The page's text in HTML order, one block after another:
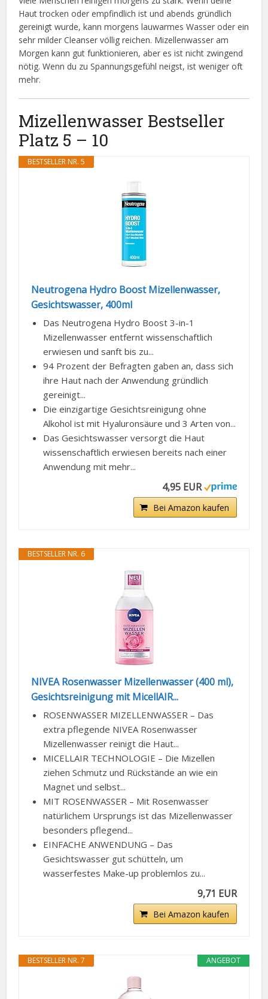
Haut trocken oder empfindlich ist und abends gründlich
gereinigt wurde, kann morgens lauwarmes Wasser oder ein
sehr milder Cleanser völlig reichen. Mizellenwasser am
Morgen kann gut funktionieren, aber es ist nicht zwingend
nötig. Wenn du zu Spannungsgefühl neigst, ist weniger oft
mehr.
Mizellenwasser Bestseller
Platz 5 – 10
BESTSELLER NR. 5
Neutrogena Hydro Boost Mizellenwasser,
Gesichtswasser, 400ml
Das Neutrogena Hydro Boost 3-in-1
Mizellenwasser entfernt wissenschaftlich
erwiesen und sanft bis zu...
94 Prozent der Befragten gaben an, dass sich
ihre Haut nach der Anwendung gründlich
gereinigt...
Die einzigartige Gesichtsreinigung ohne
Alkohol ist mit Hyaluronsäure und 3 Arten von...
Das Gesichtswasser versorgt die Haut
wissenschaftlich erwiesen bereits nach einer
Anwendung mit mehr...
4,95 EUR
Bei Amazon kaufen
BESTSELLER NR. 6
NIVEA Rosenwasser Mizellenwasser (400 ml),
Gesichtsreinigung mit MicellAIR...
ROSENWASSER MIZELLENWASSER – Das
extra pflegende NIVEA Rosenwasser
Mizellenwasser reinigt die Haut...
MICELLAIR TECHNOLOGIE – Die Mizellen
ziehen Schmutz und Rückstände an wie ein
Magnet und selbst...
MIT ROSENWASSER – Mit Rosenwasser
natürlichem Ursprungs ist das Mizellenwasser
besonders pflegend...
EINFACHE ANWENDUNG – Das
Gesichtswasser gut schütteln, um
wasserfestes Make-up problemlos zu...
9,71 EUR
Bei Amazon kaufen
ANGEBOT
BESTSELLER NR. 7